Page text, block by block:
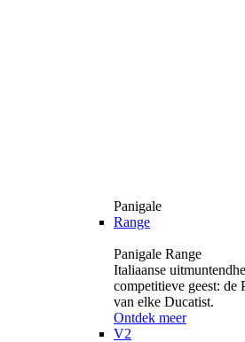
Panigale
Range
Panigale Range
Italiaanse
competitieve geest: de
van elke Ducatist.
Ontdek meer
V2